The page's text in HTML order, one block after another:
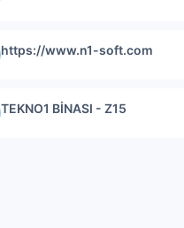
https://www.n1-soft.com
TEKNO1 BİNASI - Z15